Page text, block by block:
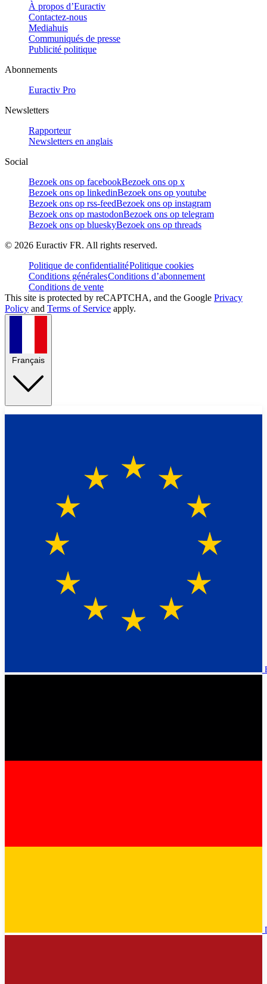
À propos d’Euractiv
Contactez-nous
Mediahuis
Communiqués de presse
Publicité politique
Abonnements
Euractiv Pro
Newsletters
Rapporteur
Newsletters en anglais
Social
Bezoek ons op facebookBezoek ons op x
Bezoek ons op linkedinBezoek ons op youtube
Bezoek ons op rss-feedBezoek ons op instagram
Bezoek ons op mastodonBezoek ons op telegram
Bezoek ons op blueskyBezoek ons op threads
© 2026 Euractiv FR. All rights reserved.
Politique de confidentialitéPolitique cookies
Conditions généralesConditions d’abonnement
Conditions de vente
This site is protected by reCAPTCHA, and the Google Privacy
Policy and Terms of Service apply.
Français